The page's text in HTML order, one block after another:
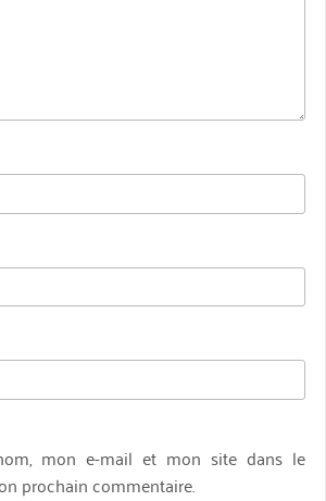
mon e-mail et mon site dans le
prochain commentaire.